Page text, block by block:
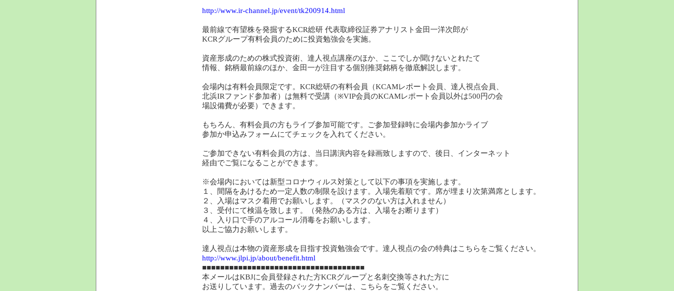
http://www.ir-channel.jp/event/tk200914.html
最前線で有望株を発掘するKCR総研 代表取締役証券アナリスト金田一洋次郎が
KCRグループ有料会員のために投資勉強会を実施。
資産形成のための株式投資術、達人視点講座のほか、ここでしか聞けないとれたて
情報、銘柄最前線のほか、金田一が注目する個別推奨銘柄を徹底解説します。
会場内は有料会員限定です。KCR総研の有料会員（KCAMレポート会員、達人視点会員、
北浜IRファンド参加者）は無料で受講（※VIP会員のKCAMレポート会員以外は500円の会
場設備費が必要）できます。
もちろん、有料会員の方もライブ参加可能です。ご参加登録時に会場内参加かライブ
参加か申込みフォームにてチェックを入れてください。
ご参加できない有料会員の方は、当日講演内容を録画致しますので、後日、インターネット
経由でご覧になることができます。
※会場内においては新型コロナウィルス対策として以下の事項を実施します。
１、間隔をあけるため一定人数の制限を設けます。入場先着順です。席が埋まり次第満席とします。
２、入場はマスク着用でお願いします。（マスクのない方は入れません）
３、受付にて検温を致します。（発熱のある方は、入場をお断ります）
４、入り口で手のアルコール消毒をお願いします。
以上ご協力お願いします。
達人視点は本物の資産形成を目指す投資勉強会です。達人視点の会の特典はこちらをご覧ください。
http://www.jlpi.jp/about/benefit.html
■■■■■■■■■■■■■■■■■■■■■■■■■■■■■■■■■■■■
本メールはKBJに会員登録された方KCRグループと名刺交換等された方に
お送りしています。過去のバックナンバーは、こちらをご覧ください。